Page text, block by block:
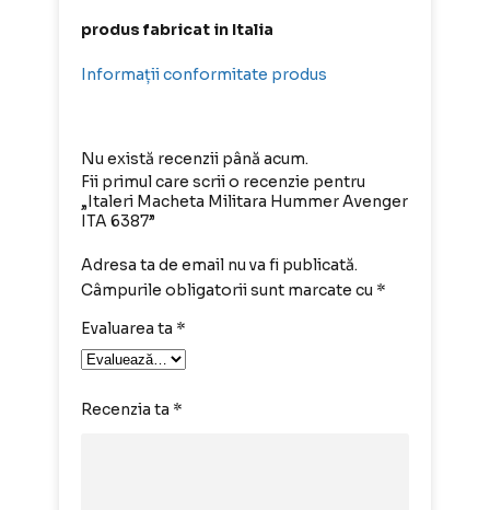
produs fabricat in Italia
Informații conformitate produs
Nu există recenzii până acum.
Fii primul care scrii o recenzie pentru
„Italeri Macheta Militara Hummer Avenger
ITA 6387”
Adresa ta de email nu va fi publicată.
Câmpurile obligatorii sunt marcate cu *
Evaluarea ta *
Recenzia ta *